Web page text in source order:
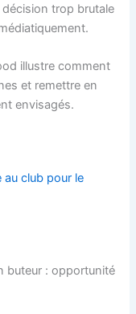
trop brutale
illustre comment
et remettre en
envisagés.
au club pour le
buteur : opportunité